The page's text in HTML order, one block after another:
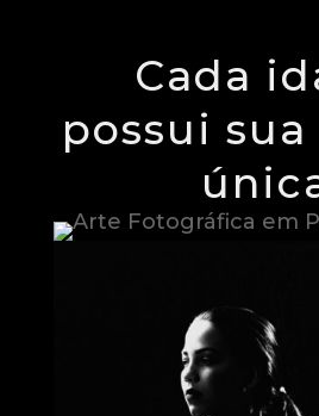
Cada
possui sua